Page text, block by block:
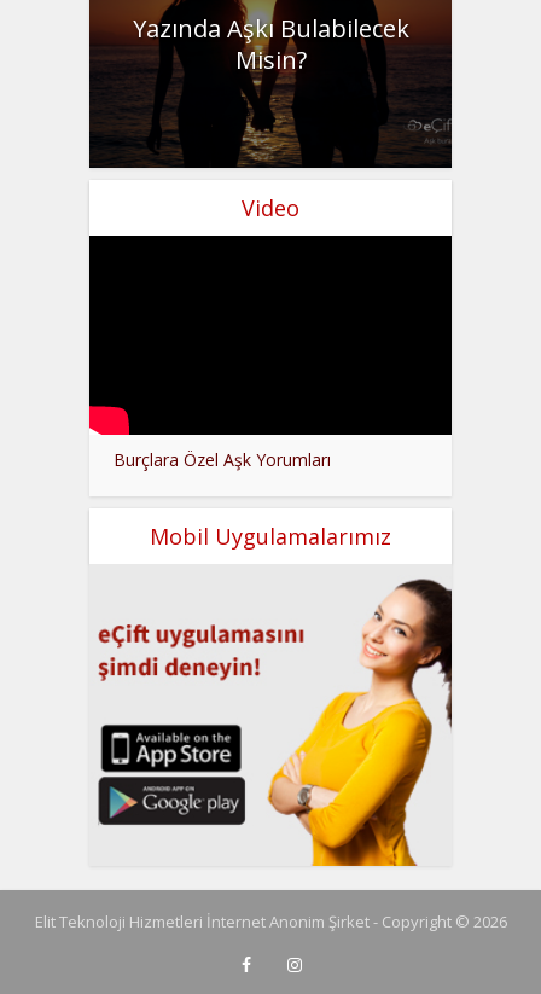
Yazında Aşkı Bulabilecek
Misin?
Video
Burçlara Özel Aşk Yorumları
Mobil Uygulamalarımız
Elit Teknoloji Hizmetleri İnternet Anonim Şirket - Copyright © 2026